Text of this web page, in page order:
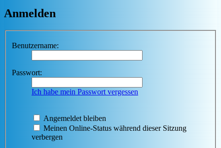
Anmelden
Benutzername:
Passwort:
Ich habe mein Passwort vergessen
Angemeldet bleiben
Meinen Online-Status während dieser Sitzung
verbergen